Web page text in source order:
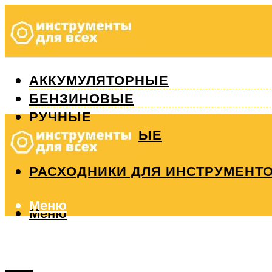
АККУМУЛЯТОРНЫЕ
БЕНЗИНОВЫЕ
РУЧНЫЕ
ИЗМЕРИТЕЛЬНЫЕ
РЕМОНТ
РАСХОДНИКИ ДЛЯ
Меню
Меню